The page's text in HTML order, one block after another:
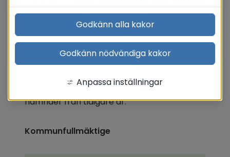
Protokoll
År 2026
kan du ta del av
protokoll från Hofors kommuns olika
nämnder från tidigare år.
Kommunfullmäktige
Godkänn alla kakor
Godkänn nödvändiga kakor
Anpassa inställningar